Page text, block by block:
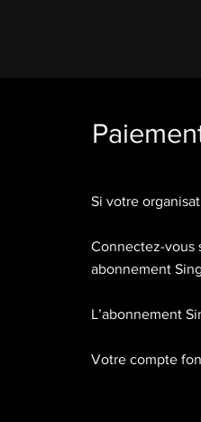
Si votre
Connectez-vous
abonnement
L’abonnement
Votre compte